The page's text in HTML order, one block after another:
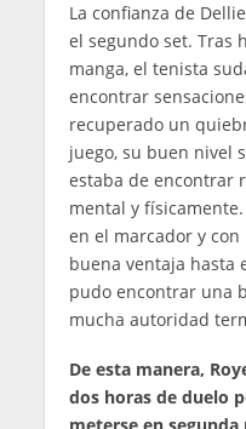
La confianza de
el segundo set. Tras
manga, el tenista
encontrar
recuperado un
juego, su buen nivel
estaba de encontrar
mental y
en el marcador y
buena ventaja hasta
pudo encontrar una
mucha autoridad
De esta manera,
dos horas de duelo